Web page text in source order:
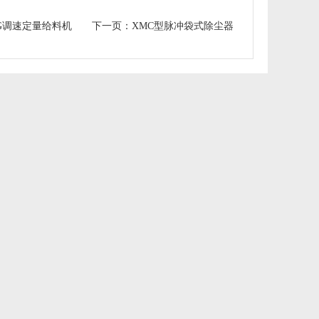
调速定量给料机 下一页： XMC型脉冲袋式除尘器